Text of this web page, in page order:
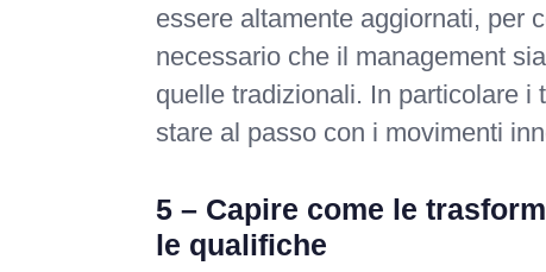
essere altamente aggiornati, per
necessario che il management
quelle tradizionali. In particolare
stare al passo con i movimenti
5 – Capire come le
le qualifiche